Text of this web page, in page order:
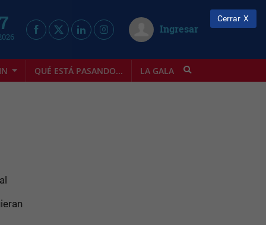
Ingresar
QUÉ ESTÁ PASANDO... LA GALA INFOSTYLE
Cerrar